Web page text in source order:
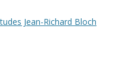
Jean-Richard Bloch